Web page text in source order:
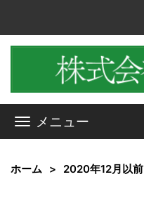
メニュー
ホーム 2020年12月以前